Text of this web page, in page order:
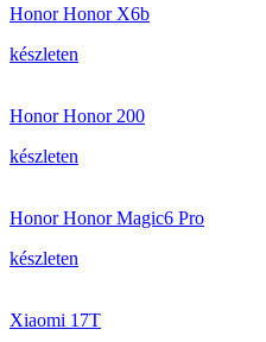
Honor Honor X6b
készleten
Honor Honor 200
készleten
Honor Honor Magic6 Pro
készleten
Xiaomi 17T